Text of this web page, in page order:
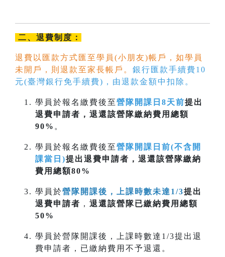
二、退費制度：
退費以匯款方式匯至學員(小朋友)帳戶，如學員
未開戶，則退款至家長帳戶。 銀行匯款手續費10
元(臺灣銀行免手續費)，由退款金額中扣除。
學員於報名繳費後至 營隊開課日8天前提出
退費申請者，退還該營隊繳納費用總額
90% 。
學員於報名繳費後至 營隊開課日前(不含開
課當日)提出退費申請者，退還該營隊繳納
費用總額80%
學員於營隊開課後，上課時數未達1/3提出
退費申請者 ， 退還該營隊已繳納費用總額
50%
學員於營隊開課後，上課時數達1/3提出退
費申請者，已繳納費用不予退還。